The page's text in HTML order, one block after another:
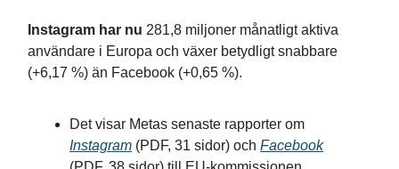
Instagram har nu 281,8 miljoner månatligt aktiva
användare i Europa och växer betydligt snabbare
(+6,17 %) än Facebook (+0,65 %).
Det visar Metas senaste rapporter om
Instagram (PDF, 31 sidor) och Facebook